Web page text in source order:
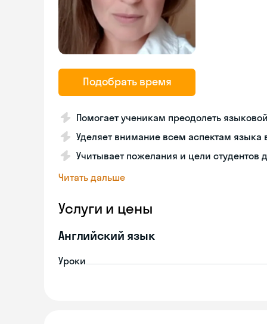
Подобрать время
Помогает ученикам преодолеть
Уделяет внимание всем аспектам языка
Учитывает пожелания и цели студентов
Читать дальше
Услуги и цены
Английский язык
Уроки